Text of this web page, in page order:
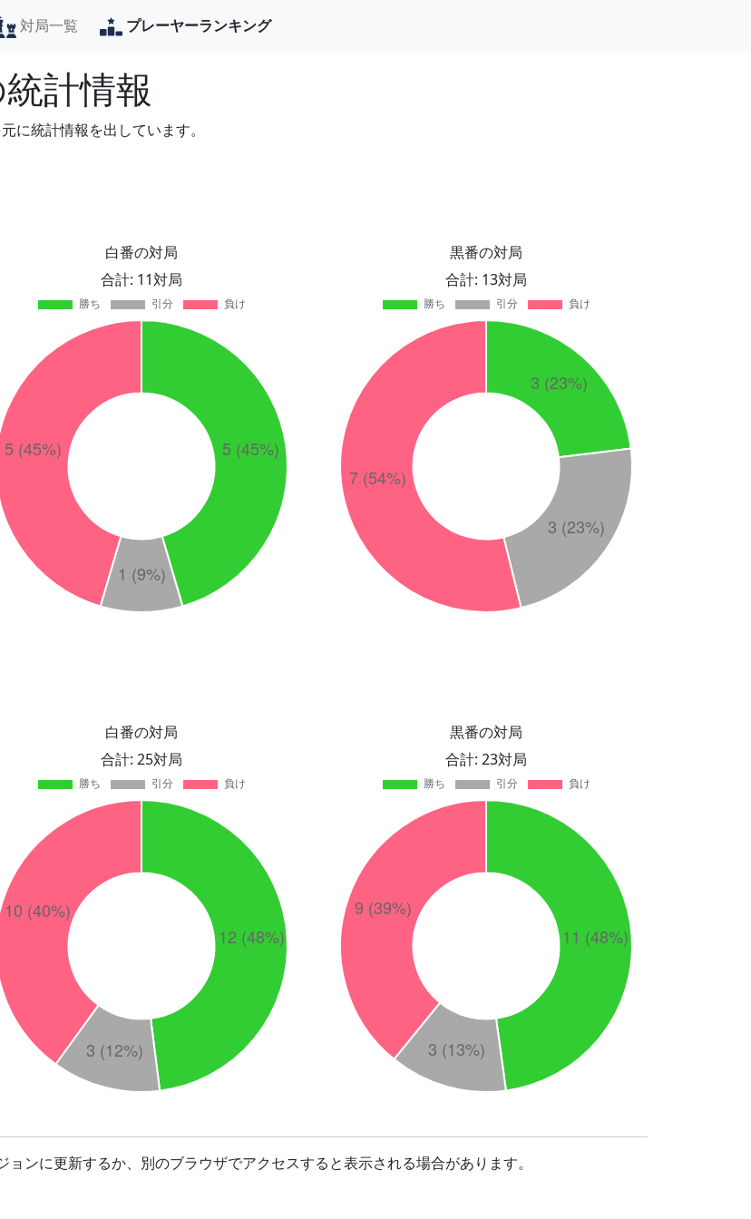
対局一覧 プレーヤーランキング
計情報
に統計情報を出しています。
白番の対局
合計: 11対局
黒番の対局
合計: 13対局
白番の対局
合計: 25対局
黒番の対局
合計: 23対局
ンに更新するか、別のブラウザでアクセスすると表示される場合があります。